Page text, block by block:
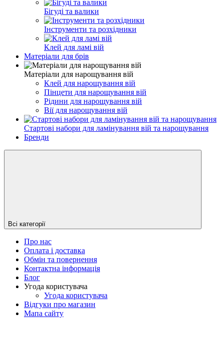
Бігуді та валики
Інструменти та розхідники
Клей для ламі вій
Матеріали для брів
Матеріали для нарощування вій
Клей для нарощування вій
Пінцети для нарощування вій
Рідини для нарощування вій
Вії для нарощування вій
Стартові набори для ламінування вій та нарощування
Бренди
Всі категорії
Про нас
Оплата і доставка
Обмін та повернення
Контактна інформація
Блог
Угода користувача
Угода користувача
Відгуки про магазин
Мапа сайту